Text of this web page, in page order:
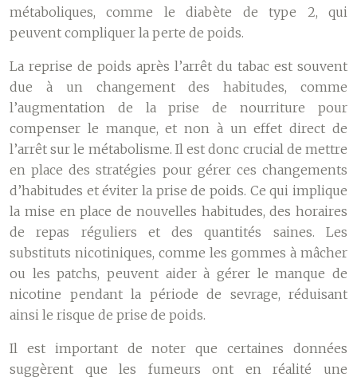
métaboliques, comme le diabète de type 2, qui
peuvent compliquer la perte de poids.
La reprise de poids après l’arrêt du tabac est souvent
due à un changement des habitudes, comme
l’augmentation de la prise de nourriture pour
compenser le manque, et non à un effet direct de
l’arrêt sur le métabolisme. Il est donc crucial de mettre
en place des stratégies pour gérer ces changements
d’habitudes et éviter la prise de poids. Ce qui implique
la mise en place de nouvelles habitudes, des horaires
de repas réguliers et des quantités saines. Les
substituts nicotiniques, comme les gommes à mâcher
ou les patchs, peuvent aider à gérer le manque de
nicotine pendant la période de sevrage, réduisant
ainsi le risque de prise de poids.
Il est important de noter que certaines données
suggèrent que les fumeurs ont en réalité une